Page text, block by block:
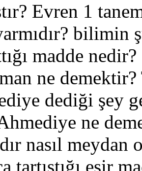
Evren 1
bilimin
madde
ne
dediği şey
ne
nasıl
tartıştığı esir